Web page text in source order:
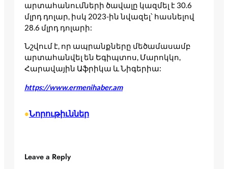
արտահանումների ծավալը կազմել է 30.6
մլրդ դոլար, իսկ 2023-ին նվազել՝ հասնելով
28.6 մլրդ դոլարի:
Նշվում է, որ ապրանքները մեծամասամբ
արտահանվել են Եգիպտոս, Մարոկկո,
Հարավային Աֆրիկա և Նիգերիա:
https://www.ermenihaber.am
•Նորութիւններ
Leave a Reply